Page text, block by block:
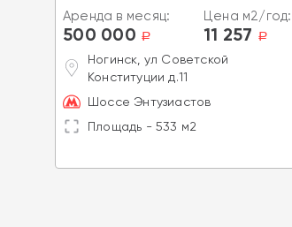
Аренда в месяц:
500 000 a
Цена м2/год:
11 257 a
Ногинск, ул Советской
Конституции д.11
Шоссе Энтузиастов
Площадь - 533 м2